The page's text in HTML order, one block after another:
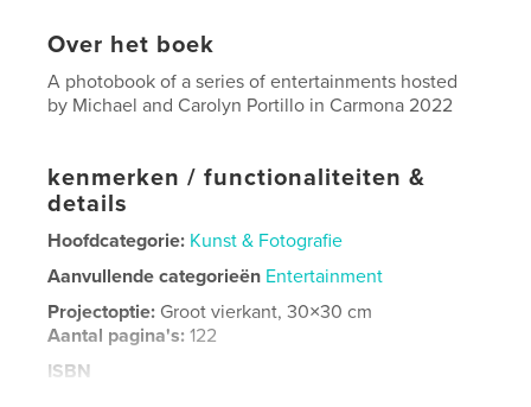
Over het boek
A photobook of a series of entertainments hosted
by Michael and Carolyn Portillo in Carmona 2022
kenmerken / functionaliteiten &
details
Hoofdcategorie: Kunst & Fotografie
Aanvullende categorieën Entertainment
Projectoptie: Groot vierkant, 30×30 cm
Aantal pagina's:122
ISBN